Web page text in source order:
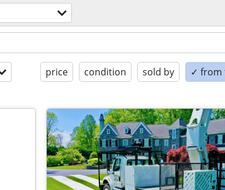
price condition sold by ✓ from